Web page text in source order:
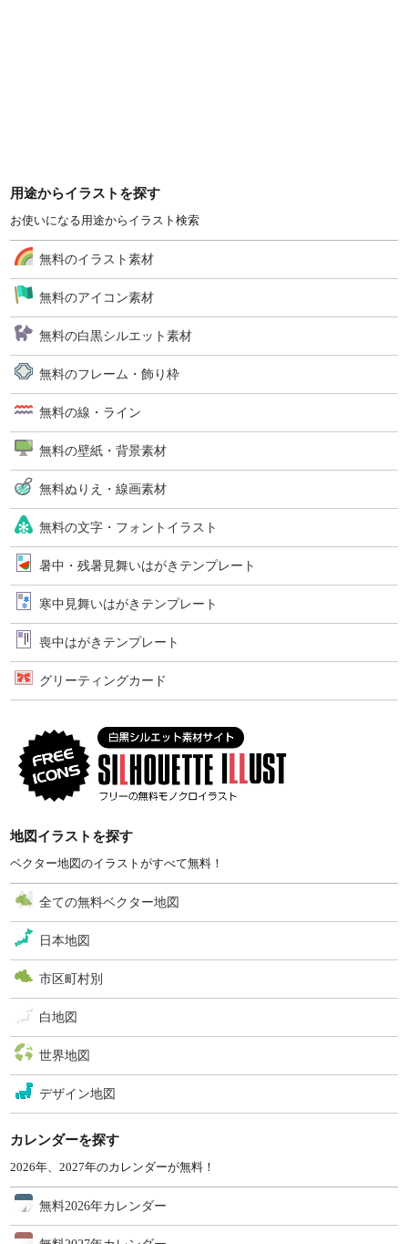
用途からイラストを探す
お使いになる用途からイラスト検索
無料のイラスト素材
無料のアイコン素材
無料の白黒シルエット素材
無料のフレーム・飾り枠
無料の線・ライン
無料の壁紙・背景素材
無料ぬりえ・線画素材
無料の文字・フォントイラスト
暑中・残暑見舞いはがきテンプレート
寒中見舞いはがきテンプレート
喪中はがきテンプレート
グリーティングカード
地図イラストを探す
ベクター地図のイラストがすべて無料！
全ての無料ベクター地図
日本地図
市区町村別
白地図
世界地図
デザイン地図
カレンダーを探す
2026年、2027年のカレンダーが無料！
無料2026年カレンダー